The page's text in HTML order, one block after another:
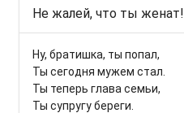
Не жалей, что ты женат!
Ну, братишка, ты попал,
Ты сегодня мужем стал.
Ты теперь глава семьи,
Ты супругу береги.